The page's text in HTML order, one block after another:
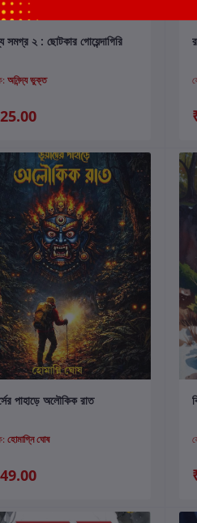
কার্টে যোগ করুন
সমগ্র ২ : ছোটকার গোয়েন্দাগিরি
অনিন্দ্য ভুক্ত
কার্টে যোগ করুন
পাহাড়ে অলৌকিক রাত
হোমাগ্নি ঘোষ